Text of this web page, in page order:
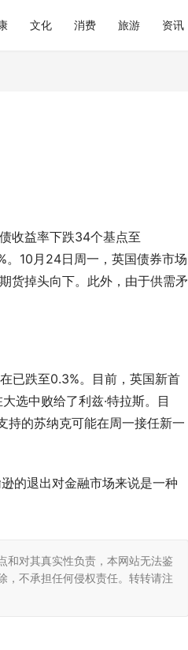
文化 消费 旅游 资讯
收益率下跌34个基点至
。10月24日周一，英国债券市场
货掉头向下。此外，由于供需矛
已跌至0.3%。目前，英国新首
选中败给了利兹·特拉斯。目
持的苏纳克可能在周一接任新一
的退出对金融市场来说是一种
和对其真实性负责，本网站无法鉴
，不承担任何侵权责任。转转请注